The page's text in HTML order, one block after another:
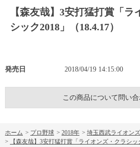
【森友哉】3安打猛打賞「ラ
シック2018」（18.4.17）
発売日 2018/04/19 14:15:00
この商品について問い合
ホーム > プロ野球 > 2018年 > 埼玉西武ライオンズ
>
【森友哉】3安打猛打賞「ライオンズ・クラシッ